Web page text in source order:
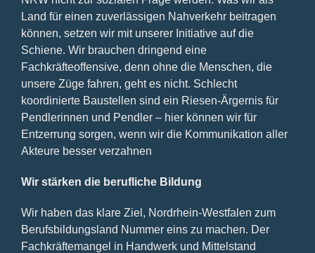
Land für einen zuverlässigen Nahverkehr beitragen
können, setzen wir mit unserer Initiative auf die
Schiene. Wir brauchen dringend eine
Fachkräfteoffensive, denn ohne die Menschen, die
unsere Züge fahren, geht es nicht. Schlecht
koordinierte Baustellen sind ein Riesen-Ärgernis für
Pendlerinnen und Pendler – hier können wir für
Entzerrung sorgen, wenn wir die Kommunikation aller
Akteure besser verzahnen
Wir stärken die berufliche Bildung
Wir haben das klare Ziel, Nordrhein-Westfalen zum
Berufsbildungsland Nummer eins zu machen. Der
Fachkräftemangel in Handwerk und Mittelstand